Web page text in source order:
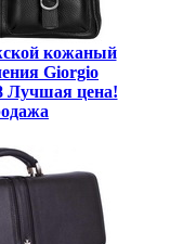
кожаный
Giorgio
Лучшая цена!